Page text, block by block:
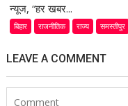
न्यूज, “हर खबर...
बिहार राजनीतिक राज्य समस्तीपुर
LEAVE A COMMENT